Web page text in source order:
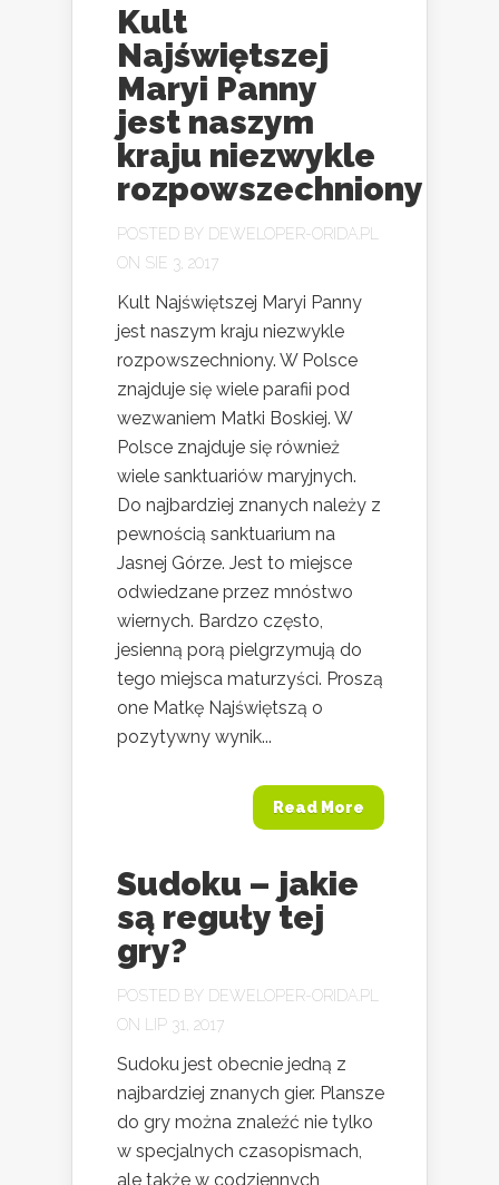
Kult
Najświętszej
Maryi Panny
jest naszym
kraju niezwykle
rozpowszechniony
POSTED BY DEWELOPER-ORIDA.PL
ON SIE 3, 2017
Kult Najświętszej Maryi Panny
jest naszym kraju niezwykle
rozpowszechniony. W Polsce
znajduje się wiele parafii pod
wezwaniem Matki Boskiej. W
Polsce znajduje się również
wiele sanktuariów maryjnych.
Do najbardziej znanych należy z
pewnością sanktuarium na
Jasnej Górze. Jest to miejsce
odwiedzane przez mnóstwo
wiernych. Bardzo często,
jesienną porą pielgrzymują do
tego miejsca maturzyści. Proszą
one Matkę Najświętszą o
pozytywny wynik...
Read More
Sudoku – jakie
są reguły tej
gry?
POSTED BY DEWELOPER-ORIDA.PL
ON LIP 31, 2017
Sudoku jest obecnie jedną z
najbardziej znanych gier. Plansze
do gry można znaleźć nie tylko
w specjalnych czasopismach,
ale także w codziennych